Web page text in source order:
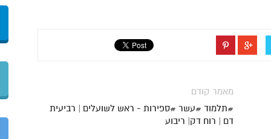
מאמר קודם
#תלמוד #עשר #ספירות - ראש לשועלים | רביעית
דם | רוח דק| ריבוע